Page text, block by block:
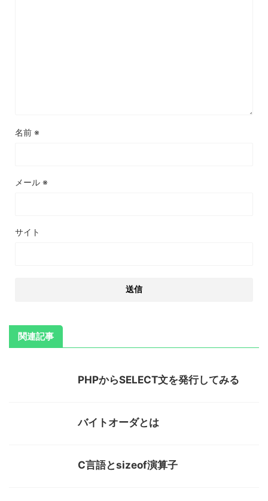
名前 ※
メール ※
サイト
関連記事
PHPからSELECT文を発行してみる
バイトオーダとは
C言語とsizeof演算子